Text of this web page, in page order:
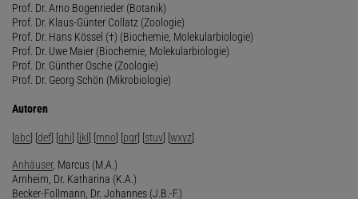
Prof. Dr. Arno Bogenrieder (Botanik)
Prof. Dr. Klaus-Günter Collatz (Zoologie)
Prof. Dr. Hans Kössel (†) (Biochemie, Molekularbiologie)
Prof. Dr. Uwe Maier (Biochemie, Molekularbiologie)
Prof. Dr. Günther Osche (Zoologie)
Prof. Dr. Georg Schön (Mikrobiologie)
Autoren
[abc] [def] [ghi] [jkl] [mno] [pqr] [stuv] [wxyz]
Anhäuser, Marcus (M.A.)
Arnheim, Dr. Katharina (K.A.)
Becker-Follmann, Dr. Johannes (J.B.-F.)